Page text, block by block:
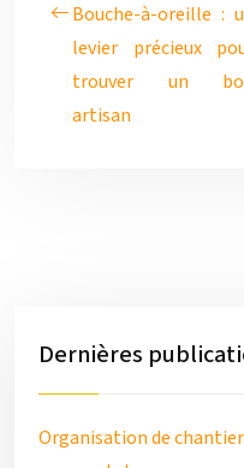
Bouche-à-oreille :
levier précieux
trouver un
artisan
Dernières
Organisation de